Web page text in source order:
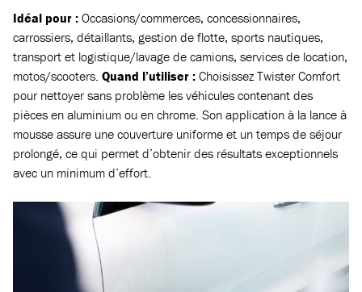
Idéal pour : Occasions/commerces, concessionnaires,
carrossiers, détaillants, gestion de flotte, sports nautiques,
transport et logistique/lavage de camions, services de location,
motos/scooters. Quand l’utiliser : Choisissez Twister Comfort
pour nettoyer sans problème les véhicules contenant des
pièces en aluminium ou en chrome. Son application à la lance à
mousse assure une couverture uniforme et un temps de séjour
prolongé, ce qui permet d’obtenir des résultats exceptionnels
avec un minimum d’effort.